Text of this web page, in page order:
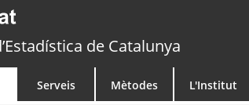
de Catalunya
Serveis Mètodes L'Institut